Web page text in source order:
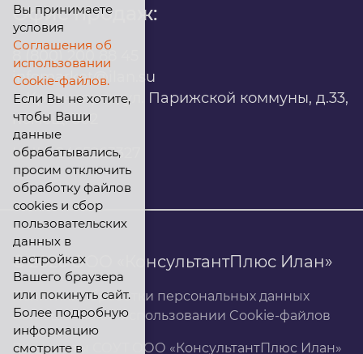
Офис продаж:
infomarket@ilan.su
г. Красноярск, ул. Парижской коммуны, д.33,
помещ. 302
ИНН: 2465263327
© 2026 ООО «КонсультантПлюс Илан»
Политика обработки персональных данных
Соглашение об использовании Cookie-файлов
Результаты СОУТ ООО «КонсультантПлюс Илан»
Вы принимаете
условия
Соглашения об
использовании
Cookie-файлов.
Если Вы не хотите,
чтобы Ваши
данные
обрабатывались,
просим отключить
обработку файлов
cookies и сбор
пользовательских
данных в
настройках
Вашего браузера
или покинуть сайт.
Более подробную
информацию
смотрите в